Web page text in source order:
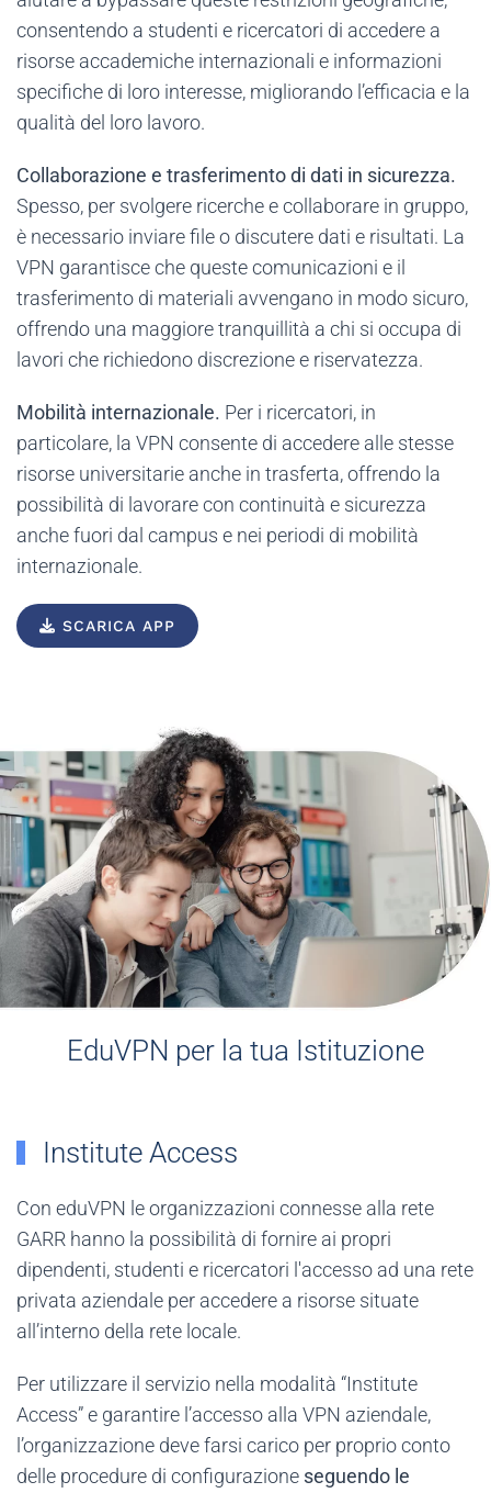
consentendo a studenti e ricercatori di accedere a
risorse accademiche internazionali e informazioni
specifiche di loro interesse, migliorando l’efficacia e la
qualità del loro lavoro.
Collaborazione e trasferimento di dati in sicurezza.
Spesso, per svolgere ricerche e collaborare in gruppo,
è necessario inviare file o discutere dati e risultati. La
VPN garantisce che queste comunicazioni e il
trasferimento di materiali avvengano in modo sicuro,
offrendo una maggiore tranquillità a chi si occupa di
lavori che richiedono discrezione e riservatezza.
Mobilità internazionale. Per i ricercatori, in
particolare, la VPN consente di accedere alle stesse
risorse universitarie anche in trasferta, offrendo la
possibilità di lavorare con continuità e sicurezza
anche fuori dal campus e nei periodi di mobilità
internazionale.
SCARICA APP
EduVPN per la tua Istituzione
Institute Access
Con eduVPN le organizzazioni connesse alla rete
GARR hanno la possibilità di fornire ai propri
dipendenti, studenti e ricercatori l'accesso ad una rete
privata aziendale per accedere a risorse situate
all’interno della rete locale.
Per utilizzare il servizio nella modalità “Institute
Access” e garantire l’accesso alla VPN aziendale,
l’organizzazione deve farsi carico per proprio conto
delle procedure di configurazione seguendo le